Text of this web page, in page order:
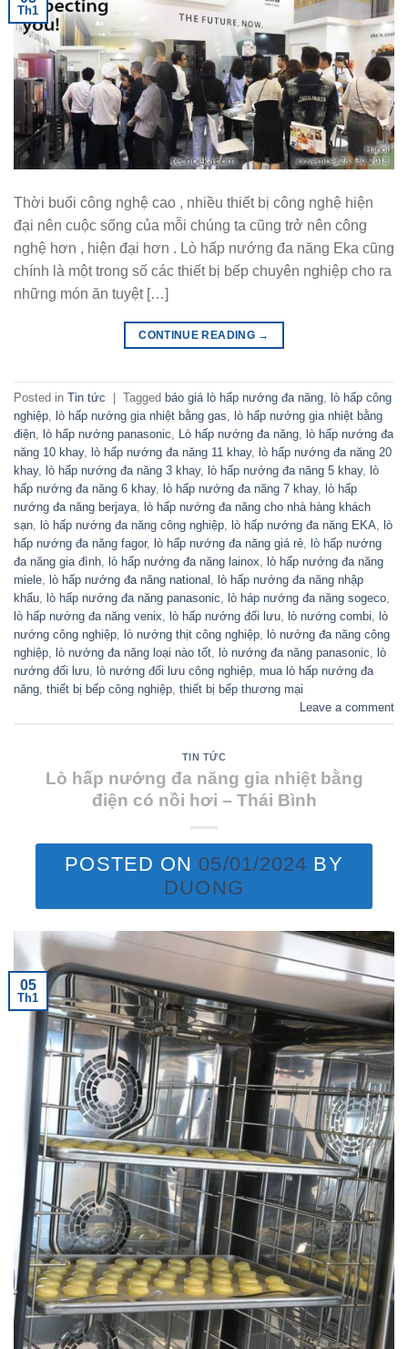
Th1
Thời buổi công nghệ cao , nhiều thiết bị công nghệ hiện
đại nên cuộc sống của mỗi chúng ta cũng trở nên công
nghệ hơn , hiện đại hơn . Lò hấp nướng đa năng Eka cũng
chính là một trong số các thiết bị bếp chuyên nghiệp cho ra
những món ăn tuyệt […]
CONTINUE READING →
Posted in Tin tức | Tagged báo giá lò hấp nướng đa năng lò hấp công
nghiệp lò hấp nướng gia nhiệt bằng gas lò hấp nướng gia nhiệt bằng
điện lò hấp nướng panasonic Lò hấp nướng đa năng lò hấp nướng đa
năng 10 khay, lò hấp nướng đa năng 11 khay, lò hấp nướng đa năng 20
khay, lò hấp nướng đa năng 3 khay, lò hấp nướng đa năng 5 khay, lò
hấp nướng đa năng 6 khay, lò hấp nướng đa năng 7 khay, lò hấp
nướng đa năng berjaya lò hấp nướng đa năng cho nhà hàng khách
sạn lò hấp nướng đa năng công nghiệp lò hấp nướng đa năng EKA lò
hấp nướng đa năng fagor, lò hấp nướng đa năng giá rẻ lò hấp nướng
đa năng gia đình lò hấp nướng đa năng lainox lò hấp nướng đa năng
miele lò hấp nướng đa năng national lò hấp nướng đa năng nhập
khẩu lò hấp nướng đa năng panasonic lò háp nướng đa năng sogeco
lò hấp nướng đa năng venix lò hấp nướng đối lưu lò nướng combi lò
nướng công nghiệp lò nướng thịt công nghiệp lò nướng đa năng công
nghiệp lò nướng đa năng loại nào tốt lò nướng đa năng panasonic lò
nướng đối lưu lò nướng đối lưu công nghiệp mua lò hấp nướng đa
năng thiết bị bếp công nghiệp thiết bị bếp thương mại
Leave a comment
TIN TỨC
Lò hấp nướng đa năng gia nhiệt bằng
điện có nồi hơi – Thái Bình
POSTED ON 05/01/2024 BY
DUONG
05
Th1